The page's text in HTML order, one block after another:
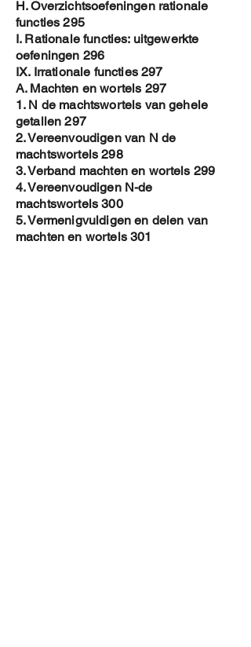
H. Overzichtsoefeningen rationale
functies 295
I. Rationale functies: uitgewerkte
oefeningen 296
IX. Irrationale functies 297
A. Machten en wortels 297
1. N de machtswortels van gehele
getallen 297
2. Vereenvoudigen van N de
machtswortels 298
3. Verband machten en wortels 299
4. Vereenvoudigen N-de
machtswortels 300
5. Vermenigvuldigen en delen van
machten en wortels 301